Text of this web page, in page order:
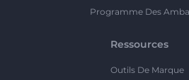
Programme Des
Ressources
Outils De Marque